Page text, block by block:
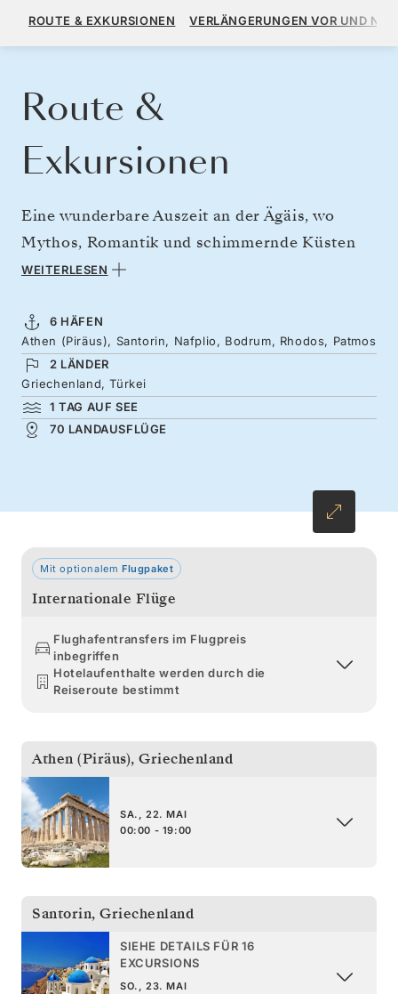
6.880 $
ROUTE & EXKURSIONEN VERLÄNGERUNGEN VOR UND
Route &
Exkursionen
Eine wunderbare Auszeit an der Ägäis, wo
Mythos, Romantik und schimmernde Küsten
aufeinander treffen. Beginnen Sie Ihre Reise in
Dynamik vereint, bevor Sie zu den
vulkanischen Klippen und der weiß getünchten
Schönheit Santorins sowie zum
neoklassizistischen Nafplion weiterreisen.
Weiter geht es nach Bodrum mit seinem
das von mittelalterlichen Mauern umgeben ist.
Den Abschluss bildet das ruhige Patmos mit
seiner faszinierenden biblischen Geschichte
und seinen weißen Kapellen, die über der
WEITERLESEN
6 HÄFEN
Athen (Piräus), Santorin, Nafplio, Bodrum, Rhodos, Patmos
2 LÄNDER
Griechenland, Türkei
1 TAG AUF SEE
70 LANDAUSFLÜGE
Mit optionalem Flugpaket
Internationale Flüge
Flughafentransfers im Flugpreis
inbegriffen
Hotelaufenthalte werden durch die
Reiseroute bestimmt
Athen (Piräus), Griechenland
SA., 22. MAI
00:00 - 19:00
Santorin, Griechenland
SIEHE DETAILS FÜR 16
EXCURSIONS
SO., 23. MAI